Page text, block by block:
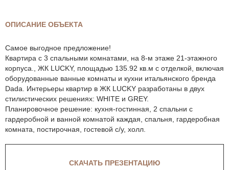
ОПИСАНИЕ ОБЪЕКТА
Самое выгодное предложение!
Квартира с 3 спальными комнатами, на 8-м этаже 21-этажного
корпуса., ЖК LUCKY, площадью 135.92 кв.м с отделкой, включая
оборудованные ванные комнаты и кухни итальянского бренда
Dada. Интерьеры квартир в ЖК LUCKY разработаны в двух
стилистических решениях: WHITE и GREY.
Планировочное решение: кухня-гостинная, 2 спальни с
гардеробной и ванной комнатой каждая, спальня, гардеробная
комната, постирочная, гостевой с/у, холл.
СКАЧАТЬ ПРЕЗЕНТАЦИЮ